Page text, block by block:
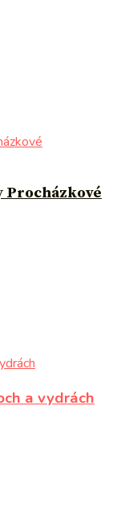
Procházkové
a vydrách